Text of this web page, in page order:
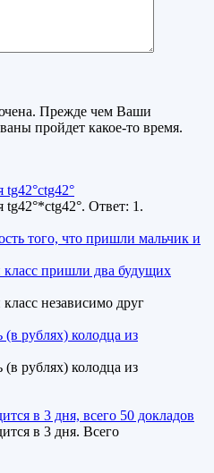
Прежде чем Ваши
пройдет какое-то время.
Ответ: 1.
класс пришли два будущих
независимо друг
рублях) колодца из
рублях) колодца из
в 3 дня, всего 50 докладов
в 3 дня. Всего